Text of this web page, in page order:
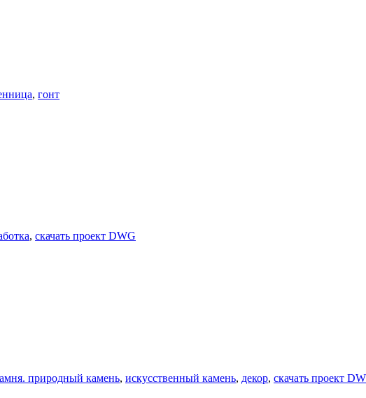
, гонт
, скачать проект DWG
природный камень, искусственный камень, декор, скачать проект